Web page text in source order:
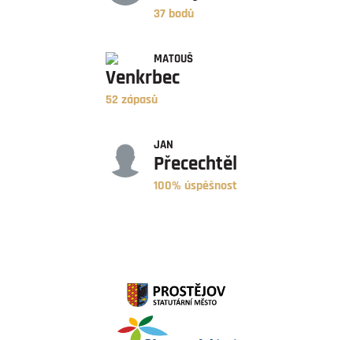
37 bodů
MATOUŠ
Venkrbec
52 zápasů
JAN
Přecechtěl
100% úspěšnost